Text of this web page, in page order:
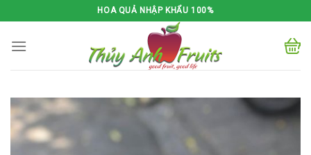
to
content
HOA QUẢ NHẬP KHẨU 100%